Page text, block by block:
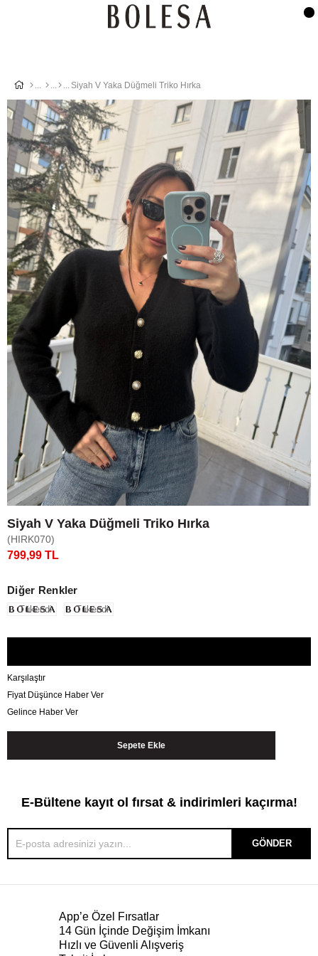
Siyah V Yaka Düğmeli Triko Hırka
Siyah V Yaka Düğmeli Triko Hırka
(HIRK070)
799,99 TL
Diğer Renkler
Tükendi Tükendi
Karşılaştır
Fiyat Düşünce Haber Ver
Gelince Haber Ver
E-Bültene kayıt ol fırsat & indirimleri kaçırma!
GÖNDER
App’e Özel Fırsatlar
14 Gün İçinde Değişim İmkanı
Hızlı ve Güvenli Alışveriş